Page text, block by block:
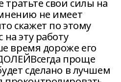
свои силы на
не имеет
скажет по этому
на эту работу
время дороже его
проще
сделано в лучшем